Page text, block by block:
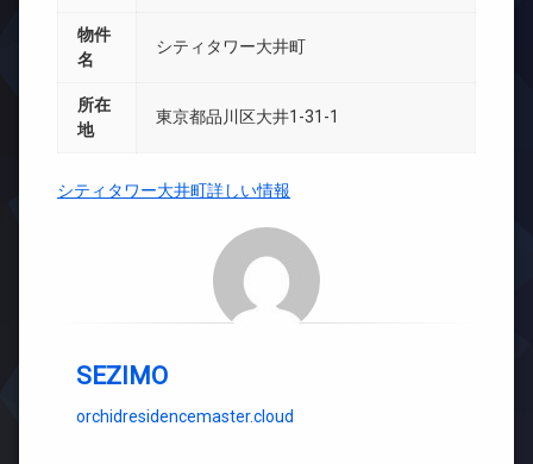
物件
名
シティタワー大井町
所在
地
東京都品川区大井1-31-1
シティタワー大井町詳しい情報
SEZIMO
orchidresidencemaster.cloud